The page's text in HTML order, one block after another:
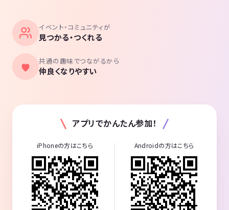
イベント・コミュニティが
見つかる・つくれる
共通の趣味でつながるから
仲良くなりやすい
アプリでかんたん参加！
iPhoneの方はこちら Androidの方はこちら